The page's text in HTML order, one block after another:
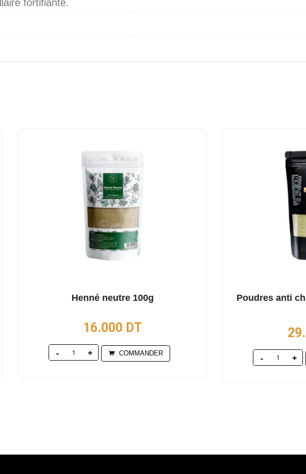
fortifiante.
Henné neutre 100g
16.000 DT
Quantity COMMANDER
Poudres anti